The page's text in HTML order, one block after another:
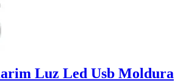
Luz Led Usb Moldura